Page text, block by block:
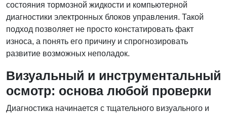
состояния тормозной жидкости и компьютерной
диагностики электронных блоков управления. Такой
подход позволяет не просто констатировать факт
износа, а понять его причину и спрогнозировать
развитие возможных неполадок.
Визуальный и инструментальный
осмотр: основа любой проверки
Диагностика начинается с тщательного визуального и